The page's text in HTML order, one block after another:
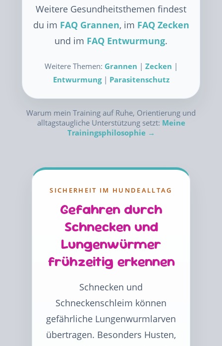
Weitere Gesundheitsthemen findest
du im FAQ Grannen, im FAQ Zecken
und im FAQ Entwurmung.
Weitere Themen: Grannen | Zecken |
Entwurmung| Parasitenschutz
Warum mein Training auf Ruhe, Orientierung und
alltagstaugliche Unterstützung setzt: Meine
Trainingsphilosophie →
SICHERHEIT IM HUNDEALLTAG
Gefahren durch
Schnecken und
Lungenwürmer
frühzeitig erkennen
Schnecken und
Schneckenschleim können
gefährliche Lungenwurmlarven
übertragen. Besonders Husten,